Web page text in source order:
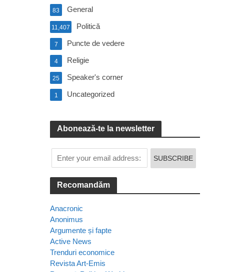
General
83
Politică
11,407
Puncte de vedere
7
Religie
4
Speaker's corner
25
Uncategorized
1
Abonează-te la newsletter
Recomandăm
Anacronic
Anonimus
Argumente și fapte
Active News
Trenduri economice
Revista Art-Emis